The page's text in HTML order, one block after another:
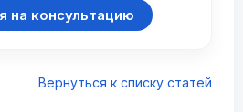
на консультацию
Вернуться к списку статей